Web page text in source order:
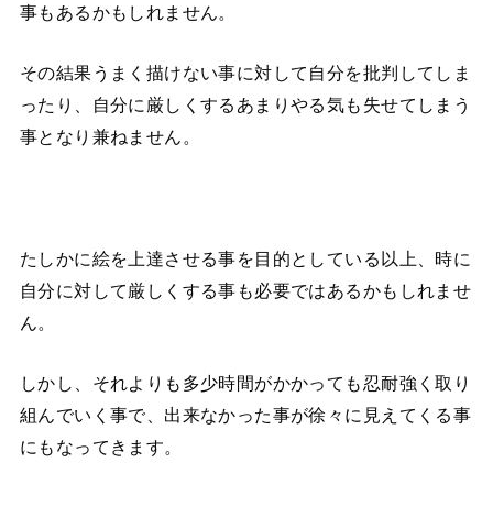
事もあるかもしれません。
その結果うまく描けない事に対して自分を批判してしま
ったり、自分に厳しくするあまりやる気も失せてしまう
事となり兼ねません。
たしかに絵を上達させる事を目的としている以上、時に
自分に対して厳しくする事も必要ではあるかもしれませ
ん。
しかし、それよりも多少時間がかかっても忍耐強く取り
組んでいく事で、出来なかった事が徐々に見えてくる事
にもなってきます。